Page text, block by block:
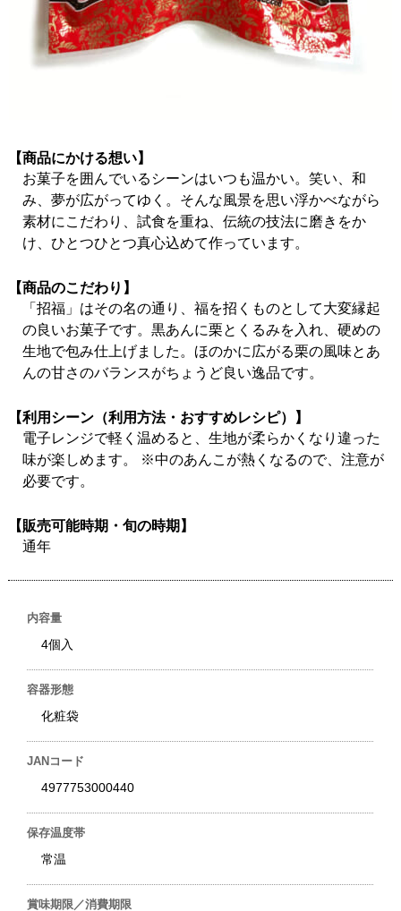
【商品にかける想い】
お菓子を囲んでいるシーンはいつも温かい。笑い、和
み、夢が広がってゆく。そんな風景を思い浮かべながら
素材にこだわり、試食を重ね、伝統の技法に磨きをか
け、ひとつひとつ真心込めて作っています。
【商品のこだわり】
「招福」はその名の通り、福を招くものとして大変縁起
の良いお菓子です。黒あんに栗とくるみを入れ、硬めの
生地で包み仕上げました。ほのかに広がる栗の風味とあ
んの甘さのバランスがちょうど良い逸品です。
【利用シーン（利用方法・おすすめレシピ）】
電子レンジで軽く温めると、生地が柔らかくなり違った
味が楽しめます。 ※中のあんこが熱くなるので、注意が
必要です。
【販売可能時期・旬の時期】
通年
内容量
4個入
容器形態
化粧袋
JANコード
4977753000440
保存温度帯
常温
賞味期限／消費期限